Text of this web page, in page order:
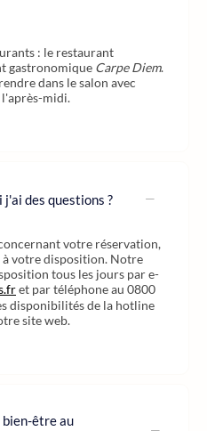
: le restaurant
gastronomique Carpe Diem.
dans le salon avec
l'après-midi.
j'ai des questions ?
votre réservation,
à votre disposition. Notre
tous les jours par e-
et par téléphone au 0800
disponibilités de la hotline
site web.
être au